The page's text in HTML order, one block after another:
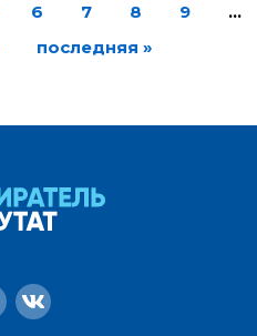
6 7 8 9
…
последняя »